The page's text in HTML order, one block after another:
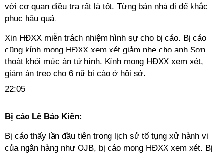
với cơ quan điều tra rất là tốt. Từng bán nhà đi để khắc
phục hậu quả.
Xin HĐXX miễn trách nhiệm hình sự cho bị cáo. Bị cáo
cũng kính mong HĐXX xem xét giảm nhẹ cho anh Sơn
thoát khỏi mức án tử hình. Kính mong HĐXX xem xét,
giảm án treo cho 6 nữ bị cáo ở hội sở.
22:05
Bị cáo Lê Bảo Kiên:
Bị cáo thấy lần đầu tiên trong lịch sử tố tụng xử hành vi
của ngân hàng như OJB, bị cáo mong HĐXX xem xét. Bị